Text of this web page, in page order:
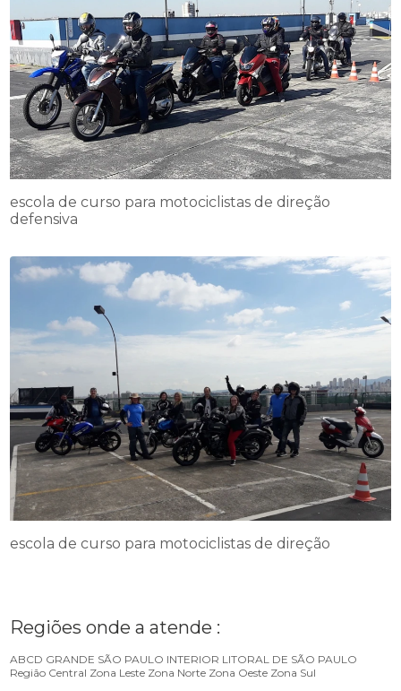
escola de curso para motociclistas de direção
defensiva
escola de curso para motociclistas de direção
Regiões onde a atende :
ABCD GRANDE SÃO PAULO INTERIOR LITORAL DE SÃO PAULO
Região Central Zona Leste Zona Norte Zona Oeste Zona Sul